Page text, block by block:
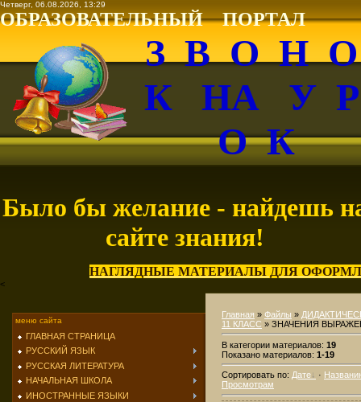
Четверг, 06.08.2026, 13:29
ОБРАЗОВАТЕЛЬНЫЙ ПОРТАЛ
З В О Н
К НА У
О К
Было бы желание - найдешь
сайте знания!
НАГЛЯДНЫЕ МАТЕРИАЛЫ ДЛЯ
<
меню сайта
ГЛАВНАЯ СТРАНИЦА
РУССКИЙ ЯЗЫК
РУССКАЯ ЛИТЕРАТУРА
НАЧАЛЬНАЯ ШКОЛА
ИНОСТРАННЫЕ ЯЗЫКИ
Главная » Файлы »
11 КЛАСС » ЗНАЧЕНИЯ
В категории материалов: 19
Показано материалов: 1-19
Сортировать по: Дате ·
Просмотрам